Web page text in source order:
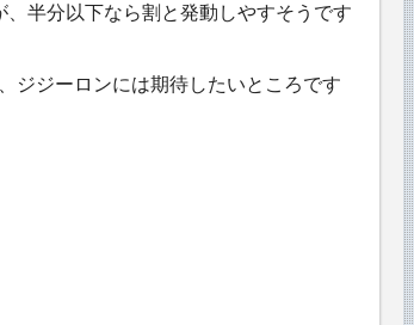
半分以下なら割と発動しやすそうです
ジジーロンには期待したいところです